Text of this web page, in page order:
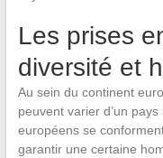
Les prises
diversité et
Au sein du continent
peuvent varier d’un
européens se
garantir une certaine